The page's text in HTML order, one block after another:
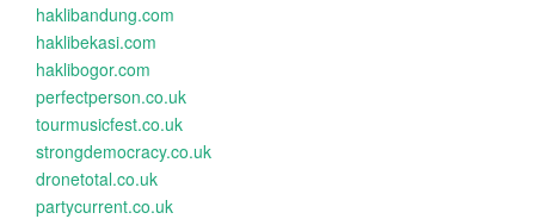
haklibandung.com
haklibekasi.com
haklibogor.com
perfectperson.co.uk
tourmusicfest.co.uk
strongdemocracy.co.uk
dronetotal.co.uk
partycurrent.co.uk